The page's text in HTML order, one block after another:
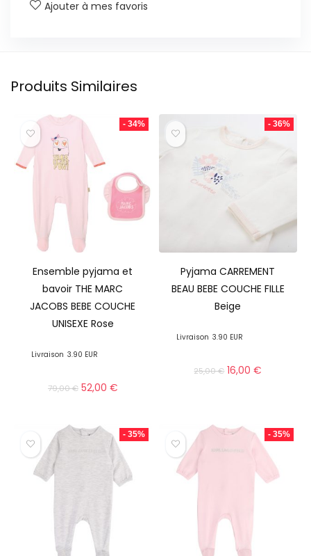
Ajouter à mes favoris
Produits Similaires
- 34%
Ensemble pyjama et
bavoir THE MARC
JACOBS BEBE COUCHE
UNISEXE Rose
Livraison 3.90 EUR
79,00€ 52,00 €
- 36%
Pyjama CARREMENT
BEAU BEBE COUCHE FILLE
Beige
Livraison 3.90 EUR
25,00€ 16,00€
- 35% - 35%